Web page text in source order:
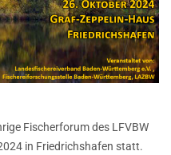
Fischerforum des LFVBW
in Friedrichshafen statt.